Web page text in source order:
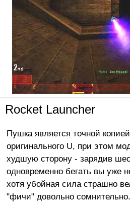
Rocket Launcher
Пушка является точной
оригинального U, при этом
худшую сторону - зарядив
одновременно бегать вы уже
хотя убойная сила страшно
"фичи" довольно